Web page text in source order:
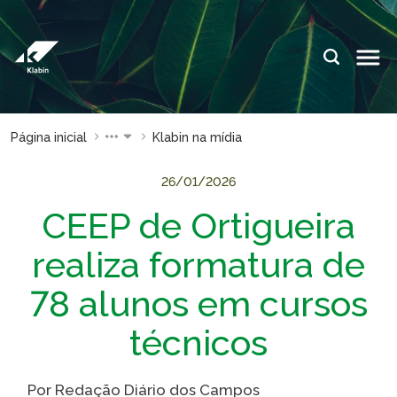
Pular para o Conteúdo principal
IDIOMAS:
ES
ESPAÇOS KLABIN
Investidores
Relatório de
Sustentabilidade
Plante com a
Klabin
Todas Florestas
Blog
Klabin
Página inicial Klabin na mídia
26/01/2026
CEEP de Ortigueira
realiza formatura de
78 alunos em cursos
técnicos
Por Redação Diário dos Campos